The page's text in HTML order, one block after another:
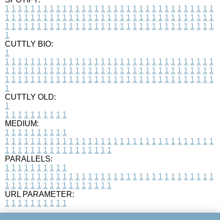
1 1 1 1 1 1 1 1 1 1 1 1 1 1 1 1 1 1 1 1 1 1 1 1 1 1 1 1 1 1 1 1 1
1 1 1 1 1 1 1 1 1 1 1 1 1 1 1 1 1 1 1 1 1 1 1 1 1 1 1 1 1 1 1 1 1
1 1 1 1 1 1 1 1 1 1 1 1 1 1 1 1 1 1 1 1 1 1 1 1 1 1 1 1 1 1 1 1 1
1
CUTTLY BIO:
1
1 1 1 1 1 1 1 1 1 1 1 1 1 1 1 1 1 1 1 1 1 1 1 1 1 1 1 1 1 1 1 1 1
1 1 1 1 1 1 1 1 1 1 1 1 1 1 1 1 1 1 1 1 1 1 1 1 1 1 1 1 1 1 1 1 1
1 1 1 1 1 1 1 1 1 1 1 1 1 1 1 1 1 1 1 1 1 1 1 1 1 1 1 1 1 1 1 1 1
1
CUTTLY OLD:
1
1 1 1 1 1 1 1 1 1 1
MEDIUM:
1 1 1 1 1 1 1 1 1 1
1 1 1 1 1 1 1 1 1 1 1 1 1 1 1 1 1 1 1 1 1 1 1 1 1 1 1 1 1 1 1 1 1
1 1 1 1 1 1 1 1 1 1 1 1 1 1 1 1 1
PARALLELS:
1 1 1 1 1 1 1 1 1 1
1 1 1 1 1 1 1 1 1 1 1 1 1 1 1 1 1 1 1 1 1 1 1 1 1 1 1 1 1 1 1 1 1
1 1 1 1 1 1 1 1 1 1 1 1 1 1 1 1 1
URL PARAMETER:
1 1 1 1 1 1 1 1 1 1